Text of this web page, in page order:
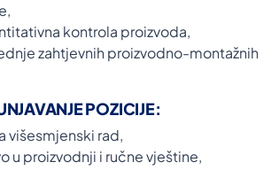
kontrola proizvoda,
zahtjevnih proizvodno-montažnih
POZICIJE:
višesmjenski rad,
u proizvodnji i ručne vještine,